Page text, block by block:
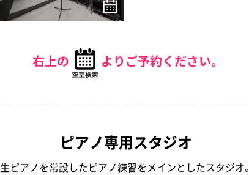
右上の よりご予約ください。
ピアノ専用スタジオ
生ピアノを常設したピアノ練習をメインとしたスタジオ。